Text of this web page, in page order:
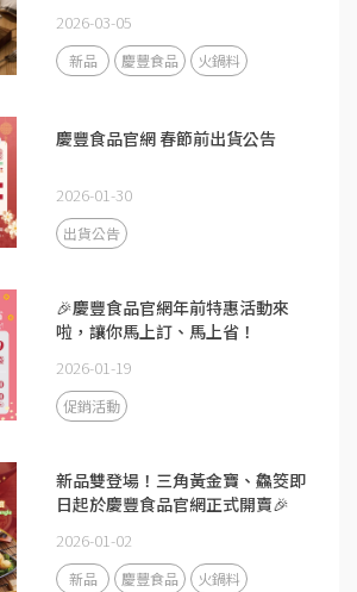
2026-03-05
新品 慶豐食品 火鍋料
慶豐食品官網 春節前出貨公告
2026-01-30
出貨公告
🎉慶豐食品官網年前特惠活動來
啦，讓你馬上訂、馬上省！
2026-01-19
促銷活動
新品雙登場！三角黃金寶、鱻筊即
日起於慶豐食品官網正式開賣🎉
2026-01-02
新品 慶豐食品 火鍋料